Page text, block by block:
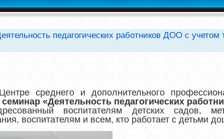
педагогических работников ДОО с учетом
среднего и дополнительного
семинар «Деятельность педагогических
воспитателям детских садов,
воспитателям и всем, кто работает с детьми